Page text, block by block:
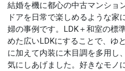
結婚を機に都心の中古マンショ
ドアを日常で楽しめるような家
婦の事例です。LDK＋和室の標
めた広いLDKにすることで、ゆ
に加えて内装に木目調を多用し
気にしあげました。好きなモノ